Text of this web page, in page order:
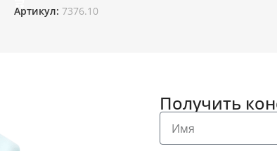
Артикул: 7376.10
Получить